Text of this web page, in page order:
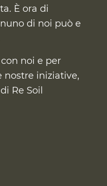
È ora di
di noi può e
noi e per
nostre iniziative,
Re Soil